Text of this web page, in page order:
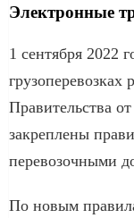
Электронные
1 сентября 2022
грузоперевозках
Правительства
закреплены
перевозочными
По новым